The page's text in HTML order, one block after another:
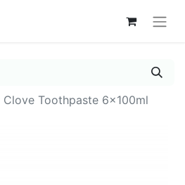
Clove Toothpaste 6x100ml